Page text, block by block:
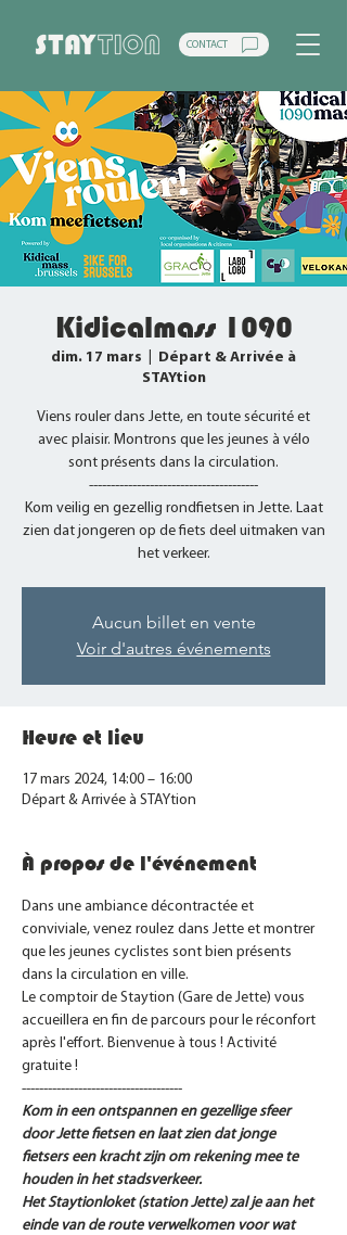
CONTACT
Kidicalmass 1090
dim. 17 mars
Départ & Arrivée à
STAYtion
Viens rouler dans Jette, en toute sécurité et
avec plaisir. Montrons que les jeunes à vélo
sont présents dans la circulation.
---------------------------------------
Kom veilig en gezellig rondfietsen in Jette. Laat
zien dat jongeren op de fiets deel uitmaken van
het verkeer.
Aucun billet en vente
Voir d'autres événements
Heure et lieu
17 mars 2024, 14:00 – 16:00
Départ & Arrivée à STAYtion
À propos de l'événement
Dans une ambiance décontractée et
conviviale, venez roulez dans Jette et montrer
que les jeunes cyclistes sont bien présents
dans la circulation en ville.
Le comptoir de Staytion (Gare de Jette) vous
accueillera en fin de parcours pour le réconfort
après l'effort. Bienvenue à tous ! Activité
gratuite !
-------------------------------------
Kom in een ontspannen en gezellige sfeer
door Jette fietsen en laat zien dat jonge
fietsers een kracht zijn om rekening mee te
houden in het stadsverkeer.
Het Staytionloket (station Jette) zal je aan het
einde van de route verwelkomen voor wat